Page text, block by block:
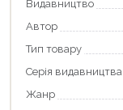
Видавництво
Автор
Тип товару
Серія видавництва
Жанр